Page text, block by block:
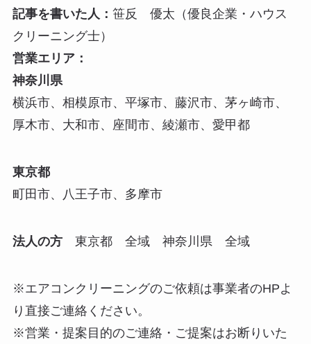
記事を書いた人： 笹反 優太（優良企業・ハウス
クリーニング士）
営業エリア：
神奈川県
横浜市、相模原市、平塚市、藤沢市、茅ヶ崎市、
厚木市、大和市、座間市、綾瀬市、愛甲都
東京都
町田市、八王子市、多摩市
法人の方東京都 全域 神奈川県 全域
※エアコンクリーニングのご依頼は事業者のHPよ
り直接ご連絡ください。
※営業・提案目的のご連絡・ご提案はお断りいた